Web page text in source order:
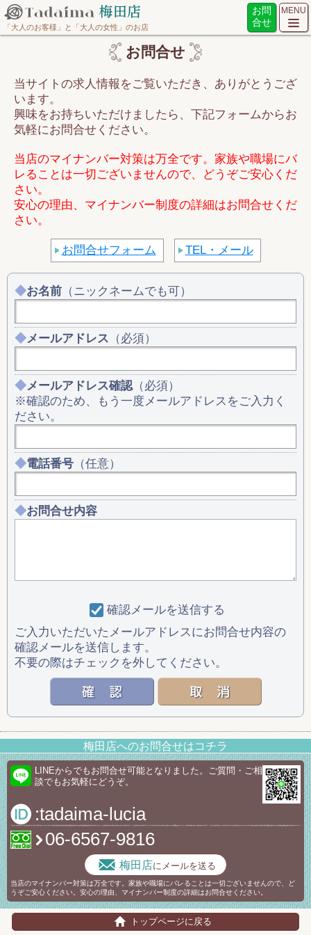
「大人のお客様」と「大人の女性」のお店
お問
合せ
MENU
お問合せ
当サイトの求人情報をご覧いただき、ありがとうござ
います。
興味をお持ちいただけましたら、下記フォームからお
気軽にお問合せください。
当店のマイナンバー対策は万全です。家族や職場にバ
レることは一切ございませんので、どうぞご安心くだ
さい。
安心の理由、マイナンバー制度の詳細はお問合せくだ
さい。
お問合せフォーム TEL・メール
お名前 （ニックネームでも可）
メールアドレス （必須）
メールアドレス確認（必須）
※確認のため、もう一度メールアドレスをご入力く
ださい。
電話番号 （任意）
お問合せ内容
確認メールを送信する
ご入力いただいたメールアドレスにお問合せ内容の
確認メールを送信します。
不要の際はチェックを外してください。
梅田店へのお問合せはコチラ
LINEからでもお問合せ可能となりました。ご質問・ご相
談でもお気軽にどうぞ。
:tadaima-lucia
06-6567-9816
梅田店にメールを送る
当店のマイナンバー対策は万全です。家族や職場にバレることは一切ございませんので、ど
うぞご安心ください。安心の理由、マイナンバー制度の詳細はお問合せください。
トップページに戻る